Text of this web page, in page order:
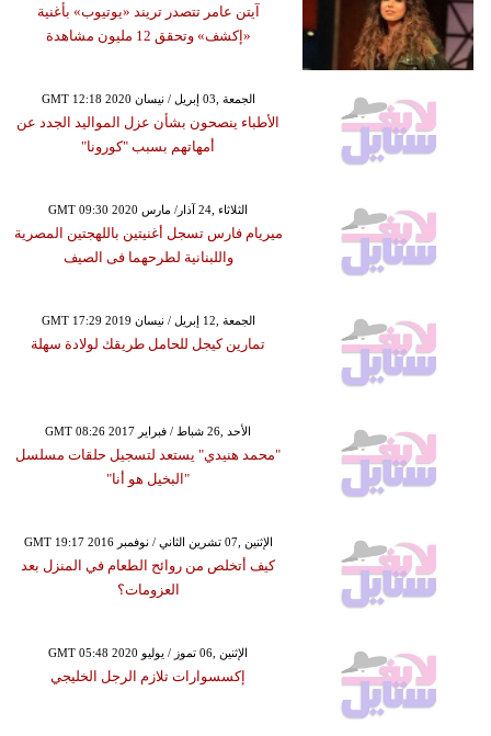
آيتن عامر تتصدر تريند «يوتيوب» بأغنية
«إكشف» وتحقق 12 مليون مشاهدة
GMT 12:18 2020 الجمعة ,03 إبريل / نيسان
الأطباء ينصحون بشأن عزل المواليد الجدد عن
أمهاتهم بسبب "كورونا"
GMT 09:30 2020 الثلاثاء ,24 آذار/ مارس
ميريام فارس تسجل أغنيتين باللهجتين المصرية
واللبنانية لطرحهما فى الصيف
GMT 17:29 2019 الجمعة ,12 إبريل / نيسان
تمارين كيجل للحامل طريقك لولادة سهلة
GMT 08:26 2017 الأحد ,26 شباط / فبراير
"محمد هنيدي" يستعد لتسجيل حلقات مسلسل
"البخيل هو أنا"
GMT 19:17 2016 الإثنين ,07 تشرين الثاني / نوفمبر
كيف أتخلص من روائح الطعام في المنزل بعد
العزومات؟
GMT 05:48 2020 الإثنين ,06 تموز / يوليو
إكسسوارات تلازم الرجل الخليجي